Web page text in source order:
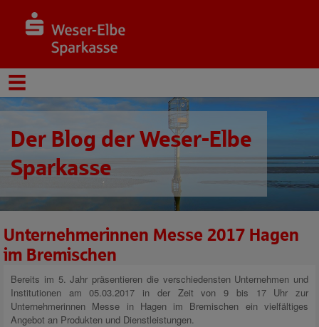
Der Blog der Weser-Elbe
Sparkasse
Unternehmerinnen Messe 2017 Hagen
im Bremischen
Bereits im 5. Jahr präsentieren die verschiedensten Unternehmen und
Institutionen am 05.03.2017 in der Zeit von 9 bis 17 Uhr zur
Unternehmerinnen Messe in Hagen im Bremischen ein vielfältiges
Angebot an Produkten und Dienstleistungen.